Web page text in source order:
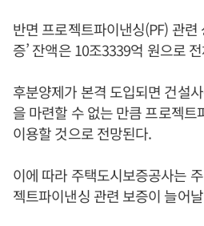
반면 프로젝트파이낸싱(PF) 관련
증’ 잔액은 10조3339억 원으로
후분양제가 본격 도입되면 건설
을 마련할 수 없는 만큼 프로젝트
이용할 것으로 전망된다.
이에 따라 주택도시보증공사는
젝트파이낸싱 관련 보증이 늘어